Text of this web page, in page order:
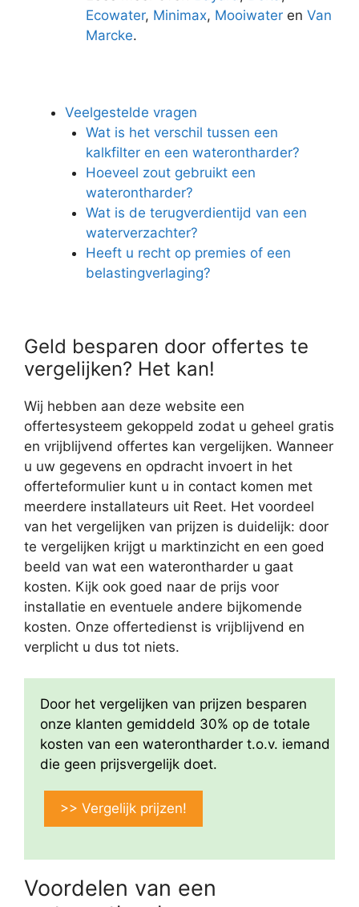
Ecowater, Minimax, Mooiwateren Van
Marcke.
Veelgestelde vragen
Wat is het verschil tussen een
kalkfilter en een waterontharder?
Hoeveel zout gebruikt een
waterontharder?
Wat is de terugverdientijd van een
waterverzachter?
Heeft u recht op premies of een
belastingverlaging?
Geld besparen door offertes te
vergelijken? Het kan!
Wij hebben aan deze website een
offertesysteem gekoppeld zodat u geheel gratis
en vrijblijvend offertes kan vergelijken. Wanneer
u uw gegevens en opdracht invoert in het
offerteformulier kunt u in contact komen met
meerdere installateurs uit Reet. Het voordeel
van het vergelijken van prijzen is duidelijk: door
te vergelijken krijgt u marktinzicht en een goed
beeld van wat een waterontharder u gaat
kosten. Kijk ook goed naar de prijs voor
installatie en eventuele andere bijkomende
kosten. Onze offertedienst is vrijblijvend en
verplicht u dus tot niets.
Door het vergelijken van prijzen besparen
onze klanten gemiddeld 30% op de totale
kosten van een waterontharder t.o.v. iemand
die geen prijsvergelijk doet.
>> Vergelijk prijzen!
Voordelen van een